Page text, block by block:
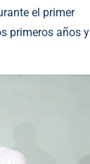
el primer
primeros años y